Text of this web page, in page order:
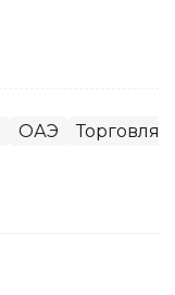
ОАЭ Торговля